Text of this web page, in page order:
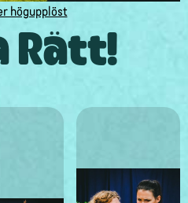
högupplöst
Rätt!